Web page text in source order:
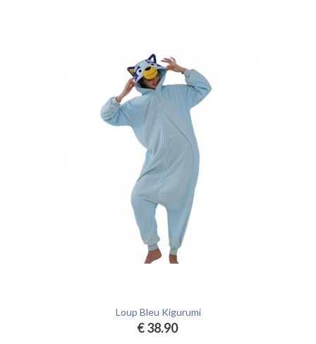
Loup Bleu Kigurumi
€ 38.90